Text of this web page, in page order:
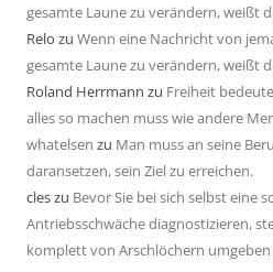
gesamte Laune zu verändern, weißt
Relo zu Wenn eine Nachricht von
gesamte Laune zu verändern, weißt
Roland Herrmann zu Freiheit
alles so machen muss wie andere
whatelsen zu Man muss an seine
daransetzen, sein Ziel zu erreichen.
cleszu Bevor Sie bei sich selbst eine
Antriebsschwäche diagnostizieren,
komplett von Arschlöchern